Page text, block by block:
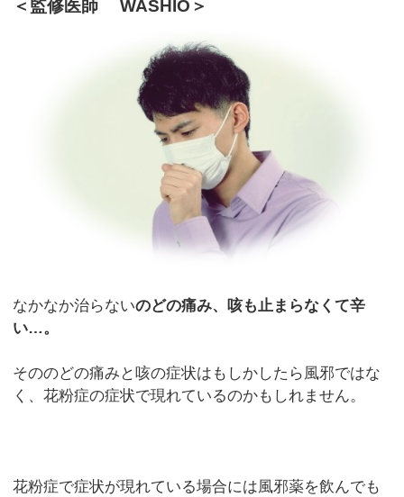
＜監修医師 WASHIO＞
なかなか治らないのどの痛み、咳も止まらなくて辛
い…。
そののどの痛みと咳の症状はもしかしたら風邪ではな
く、花粉症の症状で現れているのかもしれません。
花粉症で症状が現れている場合には風邪薬を飲んでも